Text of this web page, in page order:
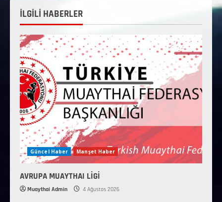
İLGİLİ HABERLER
Güncel Haber Manşet Haber
AVRUPA MUAYTHAI LİGİ
Muaythai Admin 4 Ağustos 2026